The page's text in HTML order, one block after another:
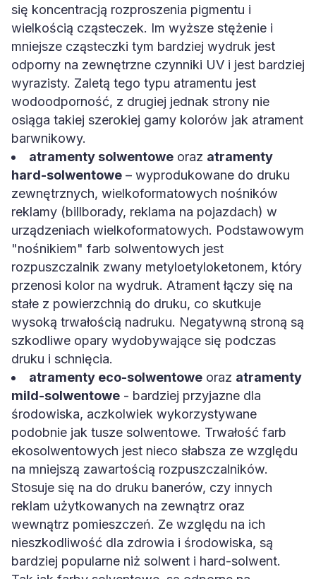
się koncentracją rozproszenia pigmentu i
wielkością cząsteczek. Im wyższe stężenie i
mniejsze cząsteczki tym bardziej wydruk jest
odporny na zewnętrzne czynniki UV i jest bardziej
wyrazisty. Zaletą tego typu atramentu jest
wodoodporność, z drugiej jednak strony nie
osiąga takiej szerokiej gamy kolorów jak atrament
barwnikowy.
atramenty solwentowe oraz atramenty
hard-solwentowe – wyprodukowane do druku
zewnętrznych, wielkoformatowych nośników
reklamy (billborady, reklama na pojazdach) w
urządzeniach wielkoformatowych. Podstawowym
"nośnikiem" farb solwentowych jest
rozpuszczalnik zwany metyloetyloketonem, który
przenosi kolor na wydruk. Atrament łączy się na
stałe z powierzchnią do druku, co skutkuje
wysoką trwałością nadruku. Negatywną stroną są
szkodliwe opary wydobywające się podczas
druku i schnięcia.
atramenty eco-solwentowe oraz atramenty
mild-solwentowe - bardziej przyjazne dla
środowiska, aczkolwiek wykorzystywane
podobnie jak tusze solwentowe. Trwałość farb
ekosolwentowych jest nieco słabsza ze względu
na mniejszą zawartością rozpuszczalników.
Stosuje się na do druku banerów, czy innych
reklam użytkowanych na zewnątrz oraz
wewnątrz pomieszczeń. Ze względu na ich
nieszkodliwość dla zdrowia i środowiska, są
bardziej popularne niż solwent i hard-solwent.